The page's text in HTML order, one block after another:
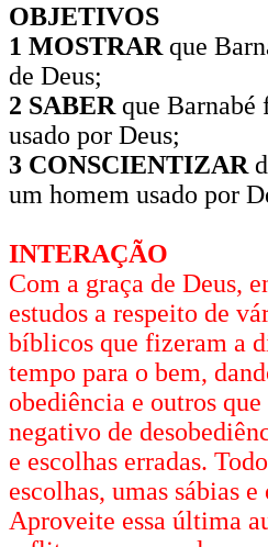
OBJETIVOS
1 MOSTRAR que
de Deus;
2 SABER que Barnabé
usado por Deus;
3 CONSCIENTIZAR
um homem usado por
INTERAÇÃO
Com a graça de Deus,
estudos a respeito de
bíblicos que fizeram a
tempo para o bem,
obediência e outros
negativo de
e escolhas erradas.
escolhas, umas sábias
Aproveite essa última